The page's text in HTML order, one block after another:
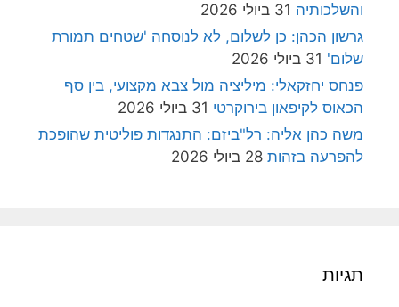
והשלכותיה 31 ביולי 2026
גרשון הכהן: כן לשלום, לא לנוסחה 'שטחים תמורת
שלום' 31 ביולי 2026
פנחס יחזקאלי: מיליציה מול צבא מקצועי, בין סף
הכאוס לקיפאון בירוקרטי 31 ביולי 2026
משה כהן אליה: רל"ביזם: התנגדות פוליטית שהופכת
להפרעה בזהות 28 ביולי 2026
תגיות